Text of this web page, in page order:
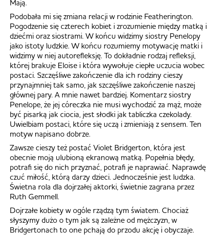
Mają.
Podobała mi się zmiana relacji w rodzinie Featherington.
Pogodzenie się czterech kobiet i zrozumienie między matką i
dziećmi oraz siostrami. W końcu widzimy siostry Penelopy
jako istoty ludzkie. W końcu rozumiemy motywację matki i
widzimy w niej autorefleksję. To dokładnie rodzaj refleksji,
której brakuje Eloise i która wywołuje ciepłe uczucia wobec
postaci. Szczęśliwe zakończenie dla ich rodziny cieszy
przynajmniej tak samo, jak szczęśliwe zakończenie naszej
głównej pary. A mnie nawet bardziej. Komentarz siostry
Penelope, że jej córeczka nie musi wychodzić za mąż, może
być pisarką jak ciocia, jest słodki jak tabliczka czekolady.
Uwielbiam postaci, które się uczą i zmieniają z sensem. Ten
motyw napisano dobrze.
Zawsze cieszy też postać Violet Bridgerton, która jest
obecnie moją ulubioną ekranową matką. Popełnia błędy,
potrafi się do nich przyznać, potrafi je naprawiać. Naprawdę
czuć miłość, którą darzy dzieci. Jednocześnie jest ludzka.
Świetna rola dla dojrzałej aktorki, świetnie zagrana przez
Ruth Gemmell.
Dojrzałe kobiety w ogóle rządzą tym światem. Chociaż
słyszymy dużo o tym jak są zależne od mężczyzn, w
Bridgertonach to one pchają do przodu akcję i obyczaje.